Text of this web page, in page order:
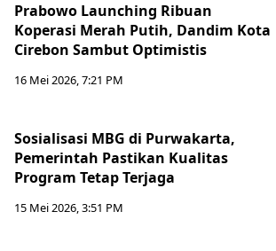
Prabowo Launching Ribuan
Koperasi Merah Putih, Dandim Kota
Cirebon Sambut Optimistis
16 Mei 2026, 7:21 PM
Sosialisasi MBG di Purwakarta,
Pemerintah Pastikan Kualitas
Program Tetap Terjaga
15 Mei 2026, 3:51 PM